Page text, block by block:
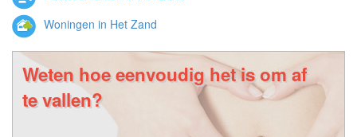
Woningen in Het Zand
Weten hoe eenvoudig het is om af
te vallen?